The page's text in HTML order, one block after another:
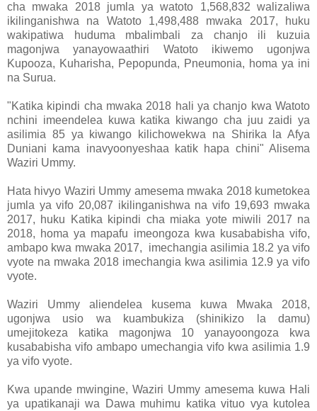
cha mwaka 2018 jumla ya watoto 1,568,832 walizaliwa
ikilinganishwa na Watoto 1,498,488 mwaka 2017, huku
wakipatiwa huduma mbalimbali za chanjo ili kuzuia
magonjwa yanayowaathiri Watoto ikiwemo ugonjwa
Kupooza, Kuharisha, Pepopunda, Pneumonia, homa ya ini
na Surua.
"Katika kipindi cha mwaka 2018 hali ya chanjo kwa Watoto
nchini imeendelea kuwa katika kiwango cha juu zaidi ya
asilimia 85 ya kiwango kilichowekwa na Shirika la Afya
Duniani kama inavyoonyeshaa katik hapa chini" Alisema
Waziri Ummy.
Hata hivyo Waziri Ummy amesema mwaka 2018 kumetokea
jumla ya vifo 20,087 ikilinganishwa na vifo 19,693 mwaka
2017, huku Katika kipindi cha miaka yote miwili 2017 na
2018, homa ya mapafu imeongoza kwa kusababisha vifo,
ambapo kwa mwaka 2017, imechangia asilimia 18.2 ya vifo
vyote na mwaka 2018 imechangia kwa asilimia 12.9 ya vifo
vyote.
Waziri Ummy aliendelea kusema kuwa Mwaka 2018,
ugonjwa usio wa kuambukiza (shinikizo la damu)
umejitokeza katika magonjwa 10 yanayoongoza kwa
kusababisha vifo ambapo umechangia vifo kwa asilimia 1.9
ya vifo vyote.
Kwa upande mwingine, Waziri Ummy amesema kuwa Hali
ya upatikanaji wa Dawa muhimu katika vituo vya kutolea